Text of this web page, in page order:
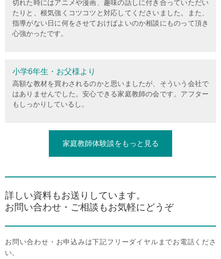
切れた時にはアニメや漫画、趣味の話しに付き合っていただい
たりと、根気強くコツコツと対応してくださいました。また、
指導がない日に何をさせておけばよいのか相談にものって頂き
心強かったです。
小学6年生・お父様より
高額な教材を買わされるのかと思いましたが、そういう会社で
はありませんでした。安心できる家庭教師の会です。アフター
もしっかりしているし。
家庭教師体験談をもっと見る
詳しい資料もお送りしています。
お問い合わせ・ご相談もお気軽にどうぞ
お問い合わせ・お申込みは下記フリーダイヤルまでお電話くださ
い。